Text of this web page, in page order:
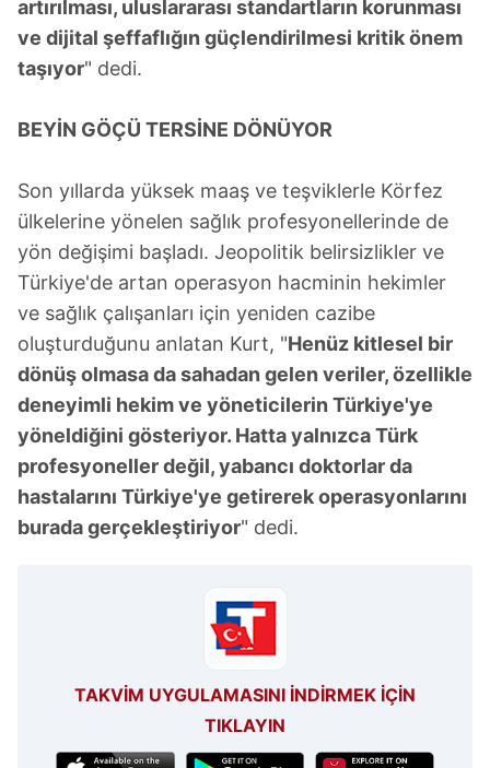
artırılması, uluslararası standartların korunması
ve dijital şeffaflığın güçlendirilmesi kritik önem
taşıyor" dedi.
BEYİN GÖÇÜ TERSİNE DÖNÜYOR
Son yıllarda yüksek maaş ve teşviklerle Körfez
ülkelerine yönelen sağlık profesyonellerinde de
yön değişimi başladı. Jeopolitik belirsizlikler ve
Türkiye'de artan operasyon hacminin hekimler
ve sağlık çalışanları için yeniden cazibe
oluşturduğunu anlatan Kurt, "Henüz kitlesel bir
dönüş olmasa da sahadan gelen veriler, özellikle
deneyimli hekim ve yöneticilerin Türkiye'ye
yöneldiğini gösteriyor. Hatta yalnızca Türk
profesyoneller değil, yabancı doktorlar da
hastalarını Türkiye'ye getirerek operasyonlarını
burada gerçekleştiriyor" dedi.
TAKVİM UYGULAMASINI İNDİRMEK İÇİN
TIKLAYIN